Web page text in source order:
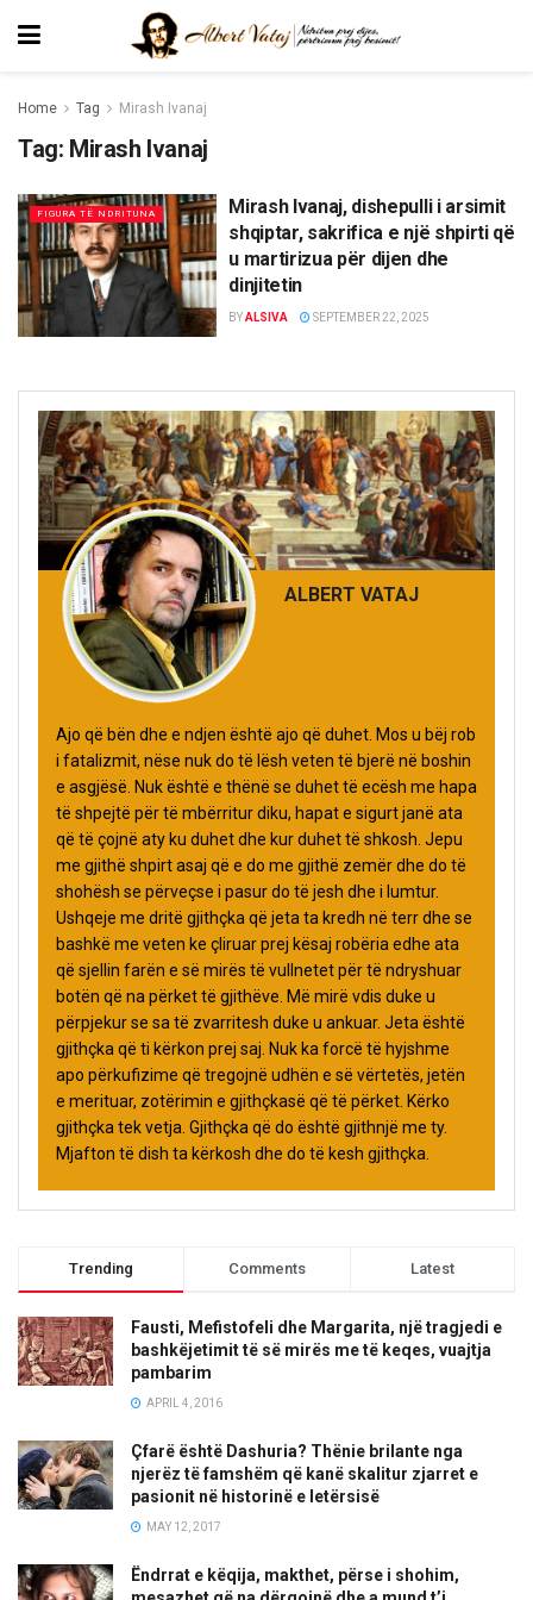
Home Tag Mirash Ivanaj
Tag: Mirash Ivanaj
FIGURA TË NDRITUNA
Mirash Ivanaj, dishepulli i arsimit
shqiptar, sakrifica e një shpirti që
u martirizua për dijen dhe
dinjitetin
BYALSIVA SEPTEMBER 22, 2025
ALBERT VATAJ
Ajo që bën dhe e ndjen është ajo që duhet. Mos u bëj rob
i fatalizmit, nëse nuk do të lësh veten të bjerë në boshin
e asgjësë. Nuk është e thënë se duhet të ecësh me hapa
të shpejtë për të mbërritur diku, hapat e sigurt janë ata
që të çojnë aty ku duhet dhe kur duhet të shkosh. Jepu
me gjithë shpirt asaj që e do me gjithë zemër dhe do të
shohësh se përveçse i pasur do të jesh dhe i lumtur.
Ushqeje me dritë gjithçka që jeta ta kredh në terr dhe se
bashkë me veten ke çliruar prej kësaj robëria edhe ata
që sjellin farën e së mirës të vullnetet për të ndryshuar
botën që na përket të gjithëve. Më mirë vdis duke u
përpjekur se sa të zvarritesh duke u ankuar. Jeta është
gjithçka që ti kërkon prej saj. Nuk ka forcë të hyjshme
apo përkufizime që tregojnë udhën e së vërtetës, jetën
e merituar, zotërimin e gjithçkasë që të përket. Kërko
gjithçka tek vetja. Gjithçka që do është gjithnjë me ty.
Mjafton të dish ta kërkosh dhe do të kesh gjithçka.
Trending Comments Latest
Fausti, Mefistofeli dhe Margarita, një tragjedi e
bashkëjetimit të së mirës me të keqes, vuajtja
pambarim
APRIL 4, 2016
Çfarë është Dashuria? Thënie brilante nga
njerëz të famshëm që kanë skalitur zjarret e
pasionit në historinë e letërsisë
MAY 12, 2017
Ëndrrat e këqija, makthet, përse i shohim,